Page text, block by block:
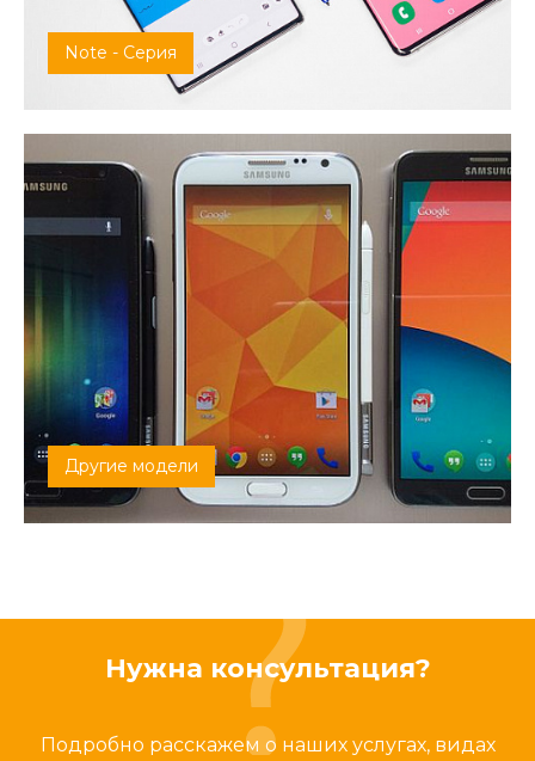
Note - Серия
Другие модели
Нужна консультация?
Подробно расскажем о наших услугах, видах